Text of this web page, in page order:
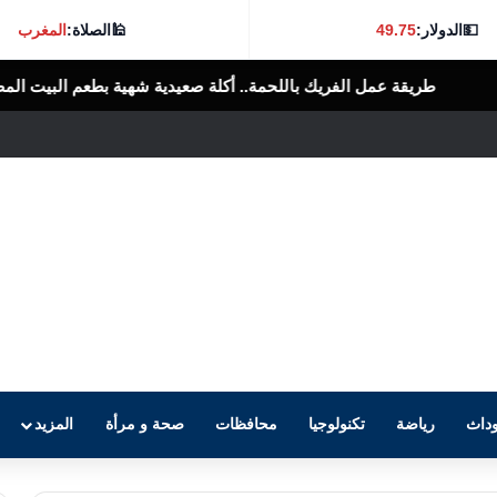
💵الدولار:49.75
🕌الصلاة:المغرب
أكلة صعيدية شهية بطعم البيت المصري الرأى العام المصرى
رياضة تكنولوجيا محافظات صحة و مرأة المزيد